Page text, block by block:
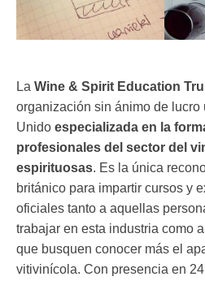
La Wine & Spirit Education
organización sin ánimo de
Unido especializada en la
profesionales del sector del
espirituosas. Es la única
británico para impartir cursos y
oficiales tanto a aquellas
trabajar en esta industria como
que busquen conocer más el
vitivinícola. Con presencia en